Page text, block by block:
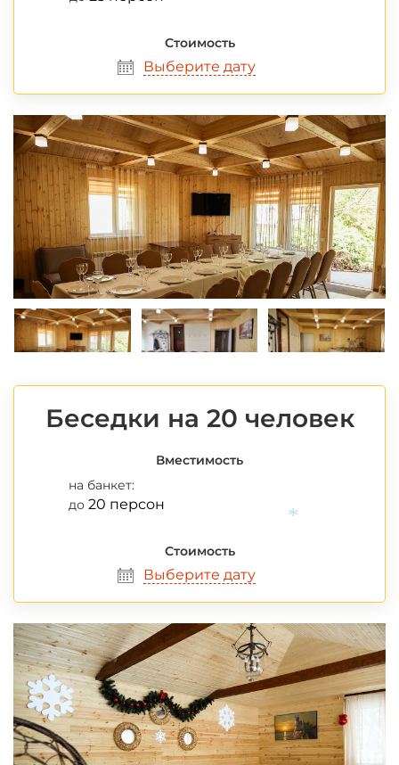
Стоимость
Выберите дату
Беседки на 20 человек
Вместимость
на банкет:
до 20 персон
Стоимость
Выберите дату